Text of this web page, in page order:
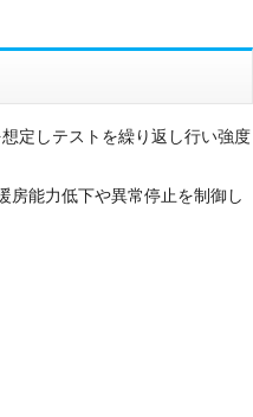
定しテストを繰り返し行い強度
房能力低下や異常停止を制御し